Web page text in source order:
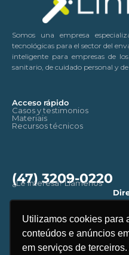
Utilizamos cookies para
conteúdos e anúncios
em serviços de
Somos una empresa
tecnológicas para el sector del
inteligente para empresas de
sanitario, de cuidado personal y
Acceso rápido
Casos y testimonios
Materiais
Recursos técnicos
(47) 3209-0220
¿Le interesa? Llámenos
CEP -
Santa